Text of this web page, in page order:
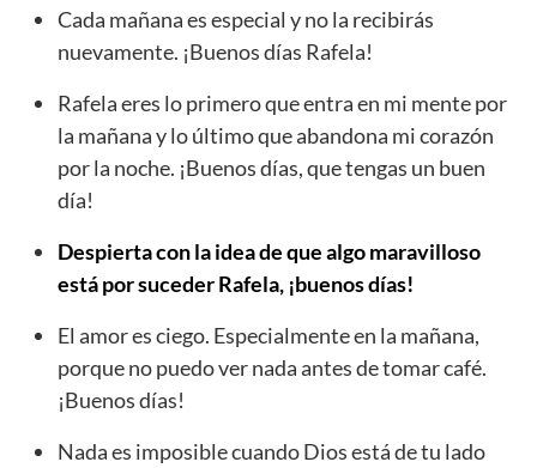
Cada mañana es especial y no la recibirás
nuevamente. ¡Buenos días Rafela!
Rafela eres lo primero que entra en mi mente por
la mañana y lo último que abandona mi corazón
por la noche. ¡Buenos días, que tengas un buen
día!
Despierta con la idea de que algo maravilloso
está por suceder Rafela, ¡buenos días!
El amor es ciego. Especialmente en la mañana,
porque no puedo ver nada antes de tomar café.
¡Buenos días!
Nada es imposible cuando Dios está de tu lado